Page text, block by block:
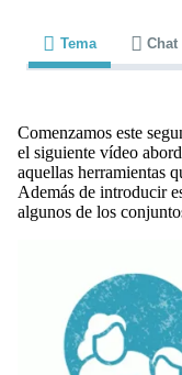
Tema Chat
Comenzamos este
el siguiente vídeo
aquellas herramientas
Además de introducir
algunos de los